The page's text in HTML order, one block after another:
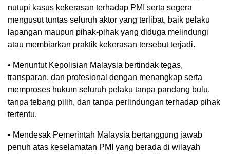
nutupi kasus kekerasan terhadap PMI serta segera
mengusut tuntas seluruh aktor yang terlibat, baik pelaku
lapangan maupun pihak-pihak yang diduga melindungi
atau membiarkan praktik kekerasan tersebut terjadi.
• Menuntut Kepolisian Malaysia bertindak tegas,
transparan, dan profesional dengan menangkap serta
memproses hukum seluruh pelaku tanpa pandang bulu,
tanpa tebang pilih, dan tanpa perlindungan terhadap pihak
tertentu.
• Mendesak Pemerintah Malaysia bertanggung jawab
penuh atas keselamatan PMI yang berada di wilayah